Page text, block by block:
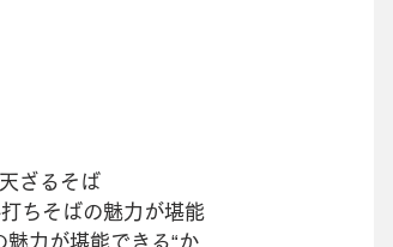
ざるそば
ちそばの魅力が堪能
力が堪能できる“か